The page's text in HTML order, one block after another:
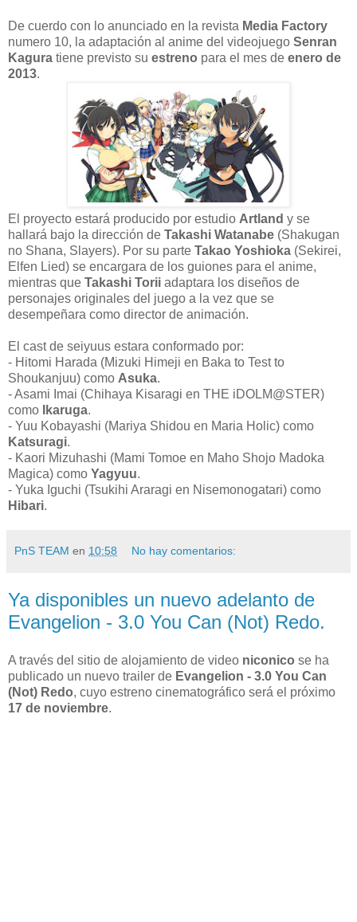
De cuerdo con lo anunciado en la revista Media Factory
numero 10, la adaptación al anime del videojuego Senran
Kagura tiene previsto su estreno para el mes de enero de
2013.
El proyecto estará producido por estudio Artland y se
hallará bajo la dirección de Takashi Watanabe (Shakugan
no Shana, Slayers). Por su parte Takao Yoshioka (Sekirei,
Elfen Lied) se encargara de los guiones para el anime,
mientras que Takashi Torii adaptara los diseños de
personajes originales del juego a la vez que se
desempeñara como director de animación.
El cast de seiyuus estara conformado por:
- Hitomi Harada (Mizuki Himeji en Baka to Test to
Shoukanjuu) como Asuka.
- Asami Imai (Chihaya Kisaragi en THE iDOLM@STER)
como
Ikaruga.
- Yuu Kobayashi (Mariya Shidou en Maria Holic) como
Katsuragi.
- Kaori Mizuhashi (Mami Tomoe en Maho Shojo Madoka
Magica) como Yagyuu.
- Yuka Iguchi (Tsukihi Araragi en Nisemonogatari) como
Hibari.
PnS TEAM en 10:58 No hay comentarios:
Ya disponibles un nuevo adelanto de
Evangelion - 3.0 You Can (Not) Redo.
A través del sitio de alojamiento de video niconico se ha
publicado un nuevo trailer de Evangelion - 3.0 You Can
(Not) Redo, cuyo estreno cinematográfico será el próximo
17 de noviembre.